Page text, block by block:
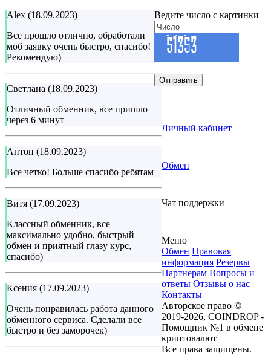
Alex (18.09.2023)
Все прошло отлично, обработали
моб заявку очень быстро, спасибо!
Рекомендую)
Светлана (18.09.2023)
Отличный обменник, все пришло
через 6 минут
Антон (18.09.2023)
Все четко! Больше спасибо ребятам
Витя (17.09.2023)
Классный обменник, все
максимально удобно, быстрый
обмен и приятный глазу курс,
спасибо)
Ксения (17.09.2023)
Очень понравилась работа данного
обменного сервиса. Сделали все
быстро и без заморочек)
Ведите число с картинки
Отправить
Личный кабинет
Обмен
Чат поддержки
Меню
Обмен Правовая
информация Резервы
Партнерам Вопросы и
ответы Отзывы о нас
Контакты
Авторское право ©
2019-2026, COINDROP -
Помощник №1 в обмене
криптовалют
Все права защищены.